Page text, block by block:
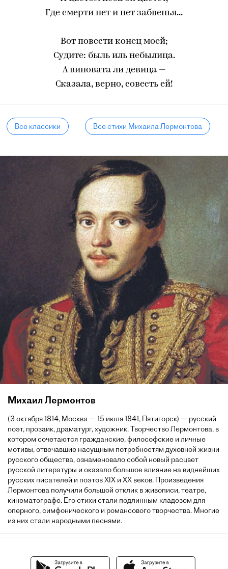
Где смерти нет и нет забвенья...
Вот повести конец моей;
Судите: быль иль небылица.
А виновата ли девица —
Сказала, верно, совесть ей!
Все классики Все стихи Михаила Лермонтова
Михаил Лермонтов
(3 октября 1814, Москва — 15 июля 1841, Пятигорск) — русский
поэт, прозаик, драматург, художник. Творчество Лермонтова, в
котором сочетаются гражданские, философские и личные
мотивы, отвечавшие насущным потребностям духовной жизни
русского общества, ознаменовало собой новый расцвет
русской литературы и оказало большое влияние на виднейших
русских писателей и поэтов XIX и XX веков. Произведения
Лермонтова получили большой отклик в живописи, театре,
кинематографе. Его стихи стали подлинным кладезем для
оперного, симфонического и романсового творчества. Многие
из них стали народными песнями.